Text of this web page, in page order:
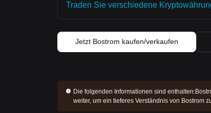
Traden Sie verschiedene
Jetzt Bostrom kaufen/verkaufen
Die folgenden Informationen sind enthalten:
weiter, um ein tieferes Verständnis von Bostrom